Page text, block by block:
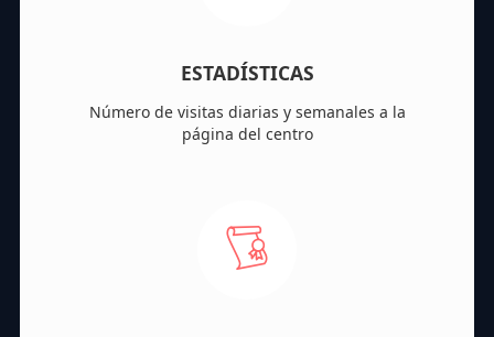
ESTADÍSTICAS
Número de visitas diarias y semanales a la
página del centro